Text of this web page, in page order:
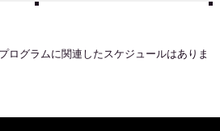
ログラムに関連したスケジュールはありま